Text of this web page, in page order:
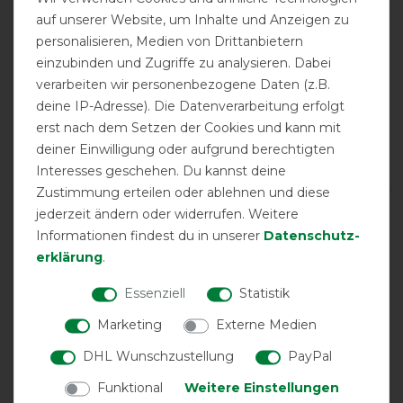
calculated from 29 customer reviews
Positive
96.55%
Neutral
0%
Negative
3.45%
LATEST REVIEWS
02.08.2025
Bucas! Immer passend und Top Qualität!!
Brustbereich nicht einstellbar passte meinem Haflinger
nicht.
auf unserer Website, um Inhalte und Anzeigen zu
personalisieren, Medien von Drittanbietern
einzubinden und Zugriffe zu analysieren. Dabei
verarbeiten wir personenbezogene Daten (z.B.
deine IP-Adresse). Die Datenverarbeitung erfolgt
erst nach dem Setzen der Cookies und kann mit
deiner Einwilligung oder aufgrund berechtigten
Interesses geschehen. Du kannst deine
Zustimmung erteilen oder ablehnen und diese
jederzeit ändern oder widerrufen. Weitere
Informationen findest du in unserer Daten­schutz­
erklärung.
Essenziell
Statistik
Marketing
Externe Medien
DHL Wunschzustellung
PayPal
Funktional
Weitere Einstellungen